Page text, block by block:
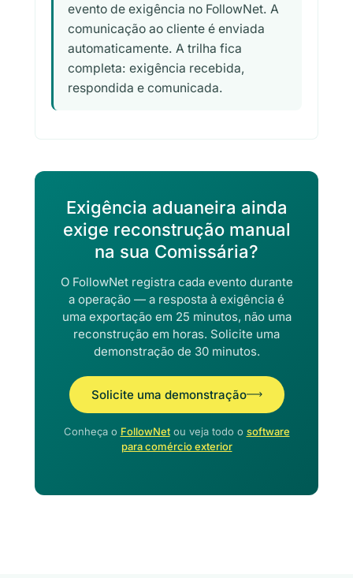
evento de exigência no FollowNet. A
comunicação ao cliente é enviada
automaticamente. A trilha fica
completa: exigência recebida,
respondida e comunicada.
Exigência aduaneira ainda
exige reconstrução manual
na sua Comissária?
O FollowNet registra cada evento durante
a operação — a resposta à exigência é
uma exportação em 25 minutos, não uma
reconstrução em horas. Solicite uma
demonstração de 30 minutos.
Solicite uma demonstração
Conheça o FollowNetou veja todo o software
para comércio exterior